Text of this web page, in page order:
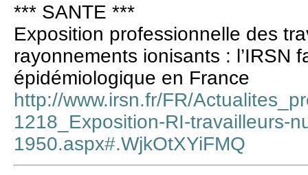
*** SANTE ***
Exposition professionnelle des
rayonnements ionisants : l’IRSN
épidémiologique en France
http://www.irsn.fr/FR/
1218_Exposition-RI-travailleurs-
1950.aspx#.WjkOtXYiFMQ